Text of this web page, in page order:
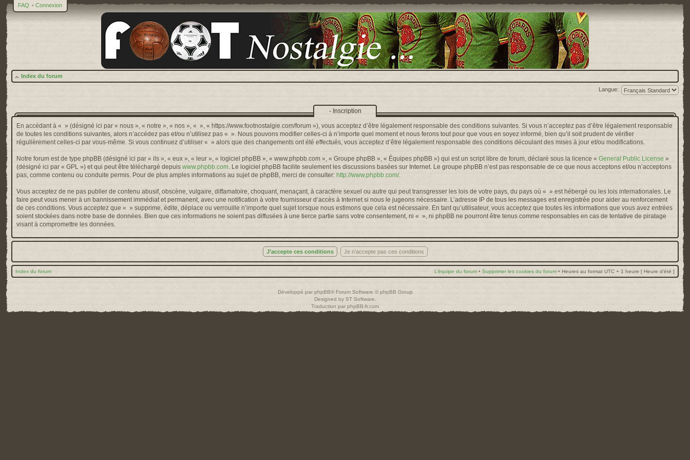
FAQ • Connexion
Index du forum
Langue:
- Inscription
En accédant à « » (désigné ici par « nous », « notre », « nos », « », « https://www.footnostalgie.com/forum »), vous acceptez d’être légalement responsable des conditions suivantes. Si vous n’acceptez pas d’être légalement responsable
de toutes les conditions suivantes, alors n’accédez pas et/ou n’utilisez pas « ». Nous pouvons modifier celles-ci à n’importe quel moment et nous ferons tout pour que vous en soyez informé, bien qu’il soit prudent de vérifier
régulièrement celles-ci par vous-même. Si vous continuez d’utiliser « » alors que des changements ont été effectués, vous acceptez d’être légalement responsable des conditions découlant des mises à jour et/ou modifications.
Notre forum est de type phpBB (désigné ici par « ils », « eux », « leur », « logiciel phpBB », « www.phpbb.com », « Groupe phpBB », « Équipes phpBB ») qui est un script libre de forum, déclaré sous la licence « General Public License »
(désigné ici par « GPL ») et qui peut être téléchargé depuis www.phpbb.com . Le logiciel phpBB facilite seulement les discussions basées sur Internet. Le groupe phpBB n’est pas responsable de ce que nous acceptons et/ou n’acceptons
pas, comme contenu ou conduite permis. Pour de plus amples informations au sujet de phpBB, merci de consulter: http://www.phpbb.com/.
Vous acceptez de ne pas publier de contenu abusif, obscène, vulgaire, diffamatoire, choquant, menaçant, à caractère sexuel ou autre qui peut transgresser les lois de votre pays, du pays où « » est hébergé ou les lois internationales. Le
faire peut vous mener à un bannissement immédiat et permanent, avec une notification à votre fournisseur d’accès à Internet si nous le jugeons nécessaire. L’adresse IP de tous les messages est enregistrée pour aider au renforcement
de ces conditions. Vous acceptez que « » supprime, édite, déplace ou verrouille n’importe quel sujet lorsque nous estimons que cela est nécessaire. En tant qu’utilisateur, vous acceptez que toutes les informations que vous avez entrées
soient stockées dans notre base de données. Bien que ces informations ne soient pas diffusées à une tierce partie sans votre consentement, ni « », ni phpBB ne pourront être tenus comme responsables en cas de tentative de piratage
visant à compromettre les données.
Index du forum L’équipe du forum • Supprimer les cookies du forum • Heures au format UTC + 1 heure [ Heure d’été ]
Développé parphpBB® Forum Software © phpBB Group
Designed by ST Software
Traduction par phpBB-fr.com